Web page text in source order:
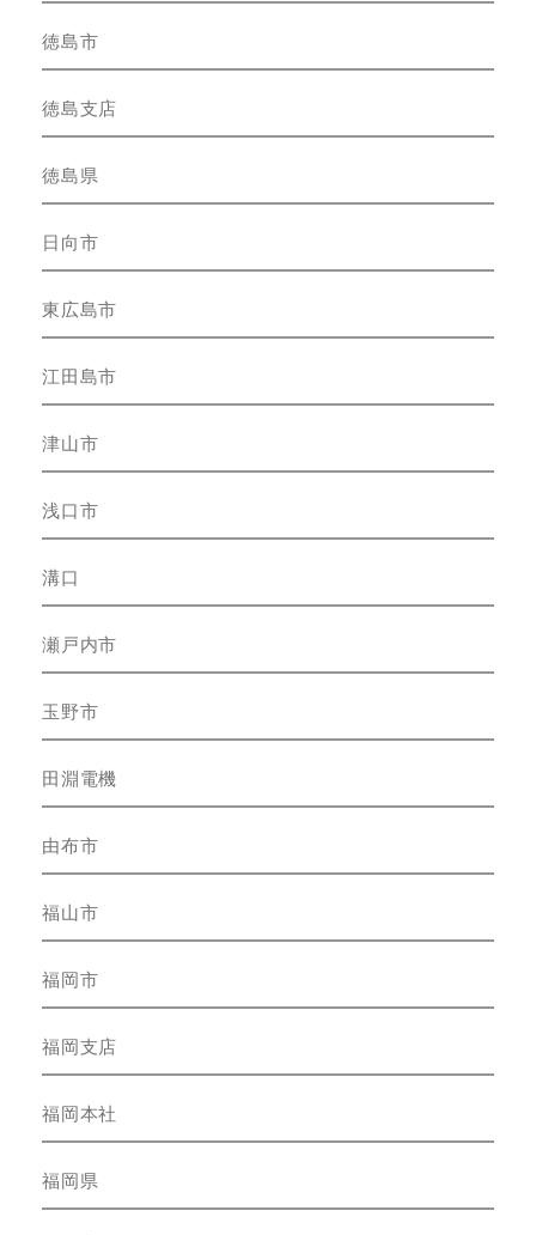
徳島市
徳島支店
徳島県
日向市
東広島市
江田島市
津山市
浅口市
溝口
瀬戸内市
玉野市
田淵電機
由布市
福山市
福岡市
福岡支店
福岡本社
福岡県